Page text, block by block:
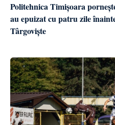
Politehnica Timișoara
au epuizat cu patru zile
Târgoviște